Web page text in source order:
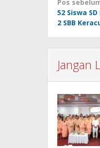
pos
Pos
52 Siswa
2 SBB
Jangan